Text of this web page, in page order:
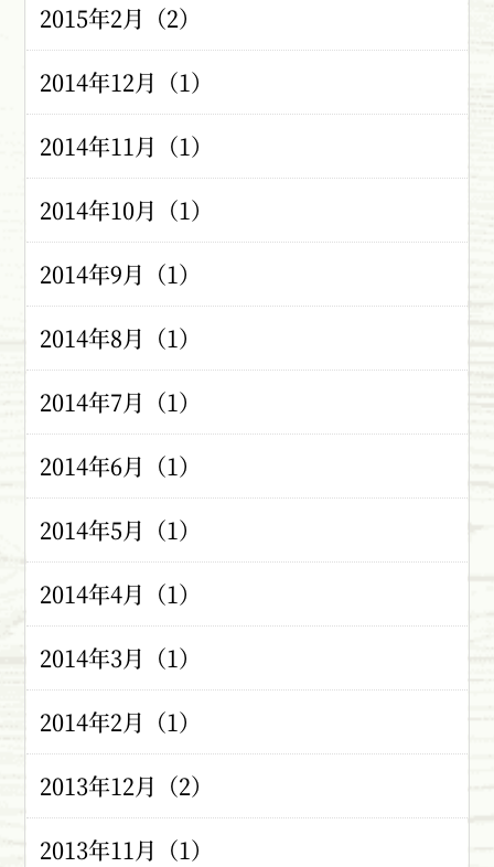
2015年2月（2）
2014年12月（1）
2014年11月（1）
2014年10月（1）
2014年9月（1）
2014年8月（1）
2014年7月（1）
2014年6月（1）
2014年5月（1）
2014年4月（1）
2014年3月（1）
2014年2月（1）
2013年12月（2）
2013年11月（1）